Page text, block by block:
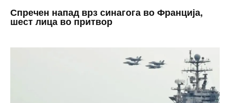
Спречен напад врз синагога во Франција,
шест лица во притвор